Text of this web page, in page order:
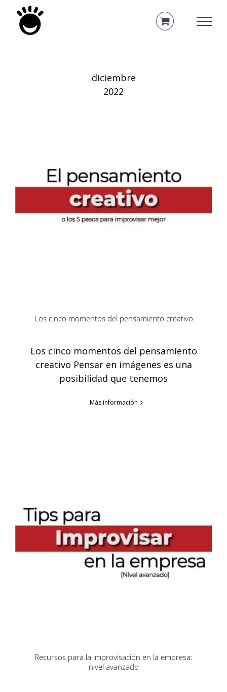
Saltar
contenido
diciembre
2022
Los cinco momentos del pensamiento creativo
Los cinco momentos del pensamiento
creativo Pensar en imágenes es una
posibilidad que tenemos
Más información
Recursos para la improvisación en la empresa:
nivel avanzado